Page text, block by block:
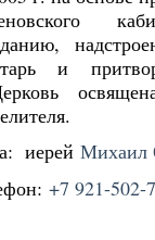
и
иерей Михаил
+7 921-502-